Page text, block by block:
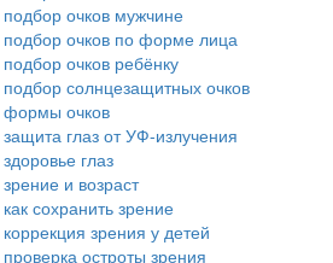
подбор очков мужчине
подбор очков по форме лица
подбор очков ребёнку
подбор солнцезащитных очков
формы очков
защита глаз от УФ-излучения
здоровье глаз
зрение и возраст
как сохранить зрение
коррекция зрения у детей
проверка остроты зрения